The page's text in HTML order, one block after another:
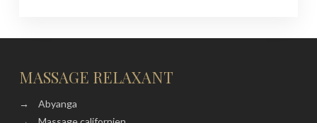
MASSAGE RELAXANT
→
Abyanga